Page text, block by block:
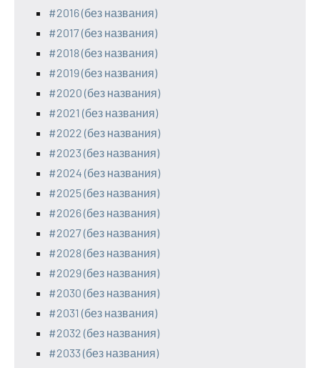
#2016 (без названия)
#2017 (без названия)
#2018 (без названия)
#2019 (без названия)
#2020 (без названия)
#2021 (без названия)
#2022 (без названия)
#2023 (без названия)
#2024 (без названия)
#2025 (без названия)
#2026 (без названия)
#2027 (без названия)
#2028 (без названия)
#2029 (без названия)
#2030 (без названия)
#2031 (без названия)
#2032 (без названия)
#2033 (без названия)